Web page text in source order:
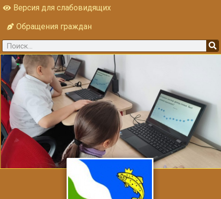
Версия для слабовидящих
Обращения граждан